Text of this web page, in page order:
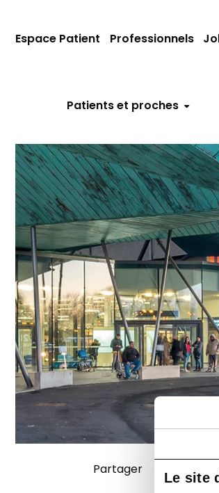
Le site
Patients et proches
Espace Patient Professionnels
Partager